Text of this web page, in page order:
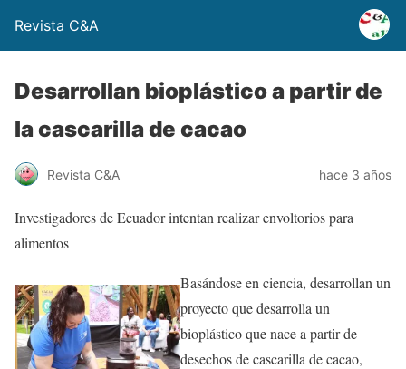
Revista C&A
Desarrollan bioplástico a partir de
la cascarilla de cacao
Revista C&A hace 3 años
Investigadores de Ecuador intentan realizar envoltorios para
alimentos
Basándose en ciencia, desarrollan un
proyecto que desarrolla un
bioplástico que nace a partir de
desechos de cascarilla de cacao,